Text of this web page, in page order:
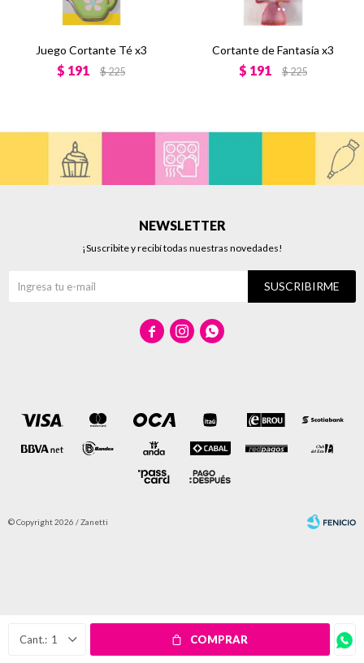
1 COMPRAR
Juego Cortante Té x3
$ 191 $225
Cortante de Fantasía x3
$ 191 $225
NEWSLETTER
¡Suscribite y recibí todas nuestras novedades!
SUSCRIBIRME
  
© Copyright 2026 / Zanetti